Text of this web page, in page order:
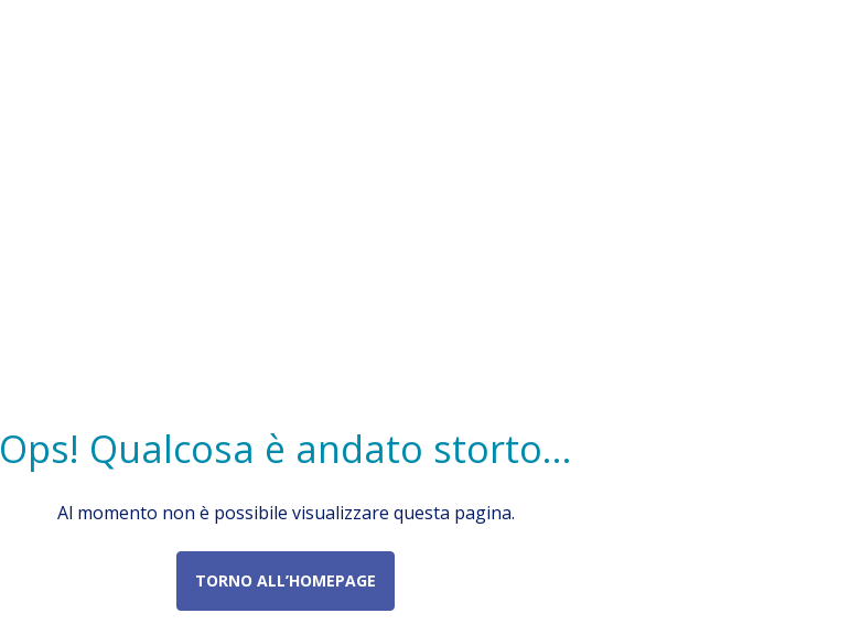
Ops! Qualcosa è andato storto...
Al momento non è possibile visualizzare questa pagina.
TORNO ALL’HOMEPAGE